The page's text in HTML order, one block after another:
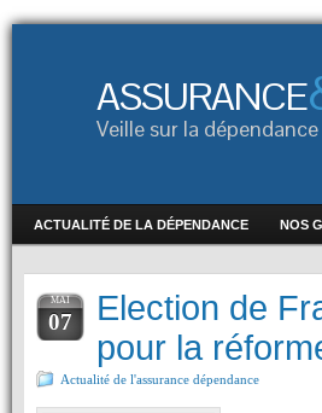
ASSURANCE
Veille sur la
ACTUALITÉ DE LA DÉPENDANCE NOS
MAI
07
Election de
pour la
Actualité de l'assurance dépendance